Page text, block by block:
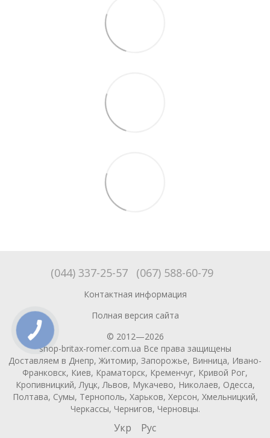
(044) 337-25-57 (067) 588-60-79
Контактная информация
Полная версия сайта
© 2012—2026
shop-britax-romer.com.ua Все права защищены
Доставляем в Днепр, Житомир, Запорожье, Винница, Ивано-
Франковск, Киев, Краматорск, Кременчуг, Кривой Рог,
Кропивницкий, Луцк, Львов, Мукачево, Николаев, Одесса,
Полтава, Сумы, Тернополь, Харьков, Херсон, Хмельницкий,
Черкассы, Чернигов, Черновцы.
Укр Рус